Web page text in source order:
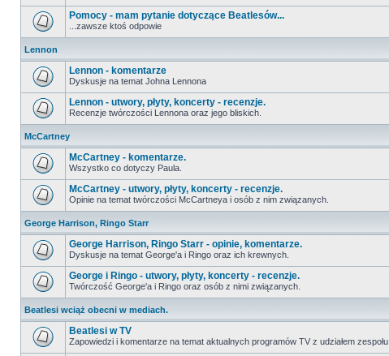
Pomocy - mam pytanie dotyczące Beatlesów...
...zawsze ktoś odpowie
Lennon
Lennon - komentarze
Dyskusje na temat Johna Lennona
Lennon - utwory, płyty, koncerty - recenzje.
Recenzje twórczości Lennona oraz jego bliskich.
McCartney
McCartney - komentarze.
Wszystko co dotyczy Paula.
McCartney - utwory, płyty, koncerty - recenzje.
Opinie na temat twórczości McCartneya i osób z nim związanych.
George Harrison, Ringo Starr
George Harrison, Ringo Starr - opinie, komentarze.
Dyskusje na temat George'a i Ringo oraz ich krewnych.
George i Ringo - utwory, płyty, koncerty - recenzje.
Twórczość George'a i Ringo oraz osób z nimi związanych.
Beatlesi wciąż obecni w mediach.
Beatlesi w TV
Zapowiedzi i komentarze na temat aktualnych programów TV z udziałem zespołu.